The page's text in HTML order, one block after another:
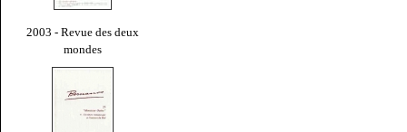
2003 - Revue des deux
mondes